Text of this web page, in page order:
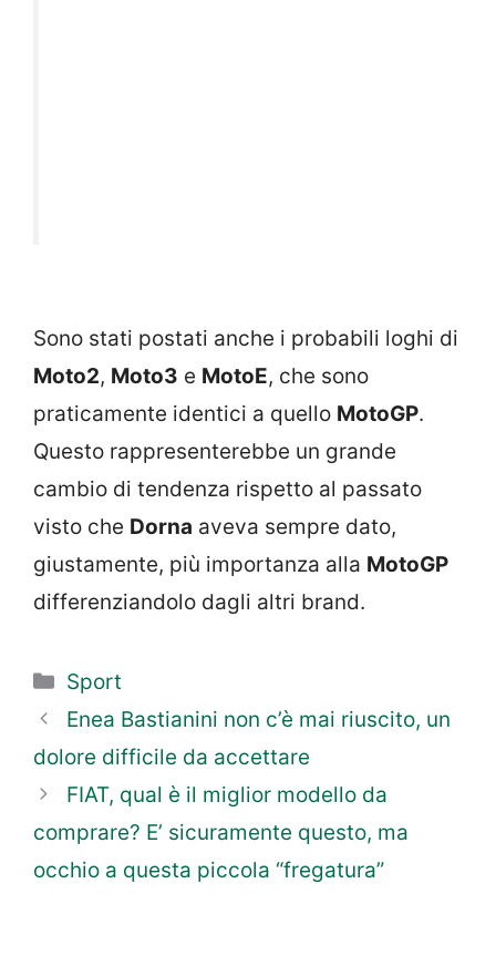
Sono stati postati anche i probabili loghi di
Moto2, Moto3 e MotoE, che sono
praticamente identici a quello MotoGP.
Questo rappresenterebbe un grande
cambio di tendenza rispetto al passato
visto che Dorna aveva sempre dato,
giustamente, più importanza alla MotoGP
differenziandolo dagli altri brand.
Categorie
Sport
Enea Bastianini non c’è mai riuscito, un
dolore difficile da accettare
FIAT, qual è il miglior modello da
comprare? E’ sicuramente questo, ma
occhio a questa piccola “fregatura”